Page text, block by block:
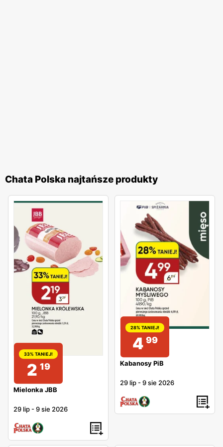
Chata Polskato miejsce, które warto odwiedzać
regularnie.
Chata Polska najtańsze produkty
33% TANIEJ!
2 19
Mielonka JBB
29 lip -9 sie 2026
28% TANIEJ!
4 99
Kabanosy PiB
29 lip -9 sie 2026